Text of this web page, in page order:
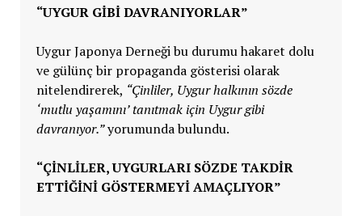
“UYGUR GİBİ DAVRANIYORLAR”
Uygur Japonya Derneği bu durumu hakaret dolu
ve gülünç bir propaganda gösterisi olarak
nitelendirerek, “Çinliler, Uygur halkının sözde
‘mutlu yaşamını’ tanıtmak için Uygur gibi
davranıyor.”yorumunda bulundu.
“ÇİNLİLER, UYGURLARI SÖZDE TAKDİR
ETTİĞİNİ GÖSTERMEYİ AMAÇLIYOR”